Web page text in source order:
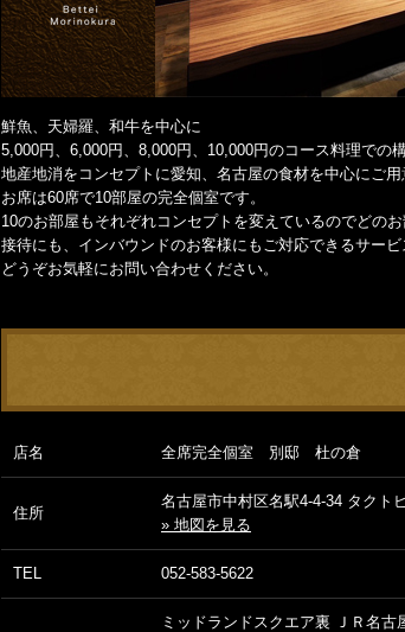
鮮魚、天婦羅、和牛を中心に
5,000円、6,000円、8,000円、10,000円のコース料理での
地産地消をコンセプトに愛知、名古屋の食材を中心にご用
お席は60席で10部屋の完全個室です。
10のお部屋もそれぞれコンセプトを変えているのでどの
接待にも、インバウンドのお客様にもご対応できるサービ
どうぞお気軽にお問い合わせください。
店名 全席完全個室 別邸 杜の倉
住所
名古屋市中村区名駅4-4-34 タクト
» 地図を見る
TEL 052-583-5622
ミッドランドスクエア裏 ＪＲ名